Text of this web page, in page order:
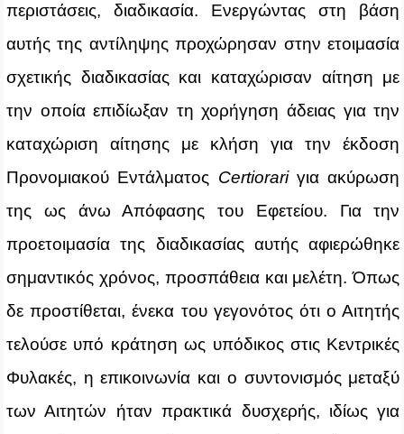
περιστάσεις, διαδικασία. Ενεργώντας στη βάση
αυτής της αντίληψης προχώρησαν στην ετοιμασία
σχετικής διαδικασίας και καταχώρισαν αίτηση με
την οποία επιδίωξαν τη χορήγηση άδειας για την
καταχώριση αίτησης με κλήση για την έκδοση
Προνομιακού Εντάλματος Certiorariγια ακύρωση
της ως άνω Απόφασης του Εφετείου. Για την
προετοιμασία της διαδικασίας αυτής αφιερώθηκε
σημαντικός χρόνος, προσπάθεια και μελέτη. Όπως
δε προστίθεται, ένεκα του γεγονότος ότι ο Αιτητής
τελούσε υπό κράτηση ως υπόδικος στις Κεντρικές
Φυλακές, η επικοινωνία και ο συντονισμός μεταξύ
των Αιτητών ήταν πρακτικά δυσχερής, ιδίως για